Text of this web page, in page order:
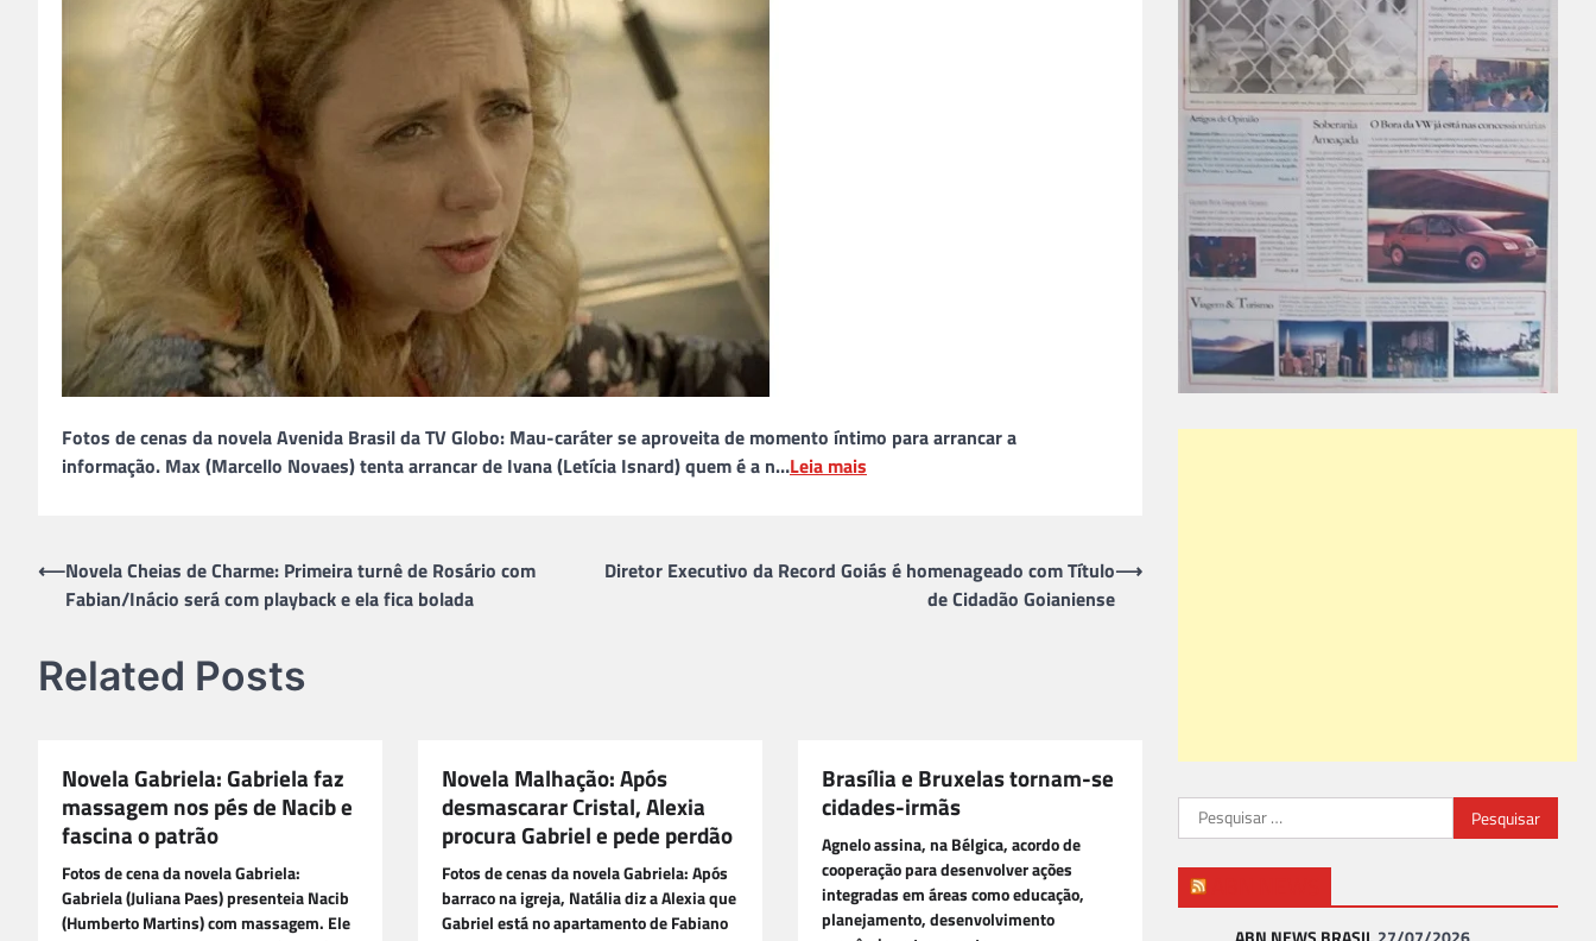
Fotos de cenas da novela Avenida Brasil da TV Globo: Mau-caráter se aproveita de momento íntimo para arrancar a
informação. Max (Marcello Novaes) tenta arrancar de Ivana (Letícia Isnard) quem é a n…Leia mais
Navegação
⟵Novela Cheias de Charme: Primeira turnê de Rosário com
Fabian/Inácio será com playback e ela fica bolada
Diretor Executivo da Record Goiás é homenageado com Título
de Cidadão Goianiense
⟶
Related Posts
Novela Gabriela: Gabriela faz
massagem nos pés de Nacib e
fascina o patrão
Fotos de cena da novela Gabriela:
Gabriela (Juliana Paes) presenteia Nacib
(Humberto Martins) com massagem. Ele
Novela Malhação: Após
desmascarar Cristal, Alexia
procura Gabriel e pede perdão
Fotos de cenas da novela Gabriela: Após
barraco na igreja, Natália diz a Alexia que
Gabriel está no apartamento de Fabiano
Brasília e Bruxelas tornam-se
cidades-irmãs
Agnelo assina, na Bélgica, acordo de
cooperação para desenvolver ações
integradas em áreas como educação,
planejamento, desenvolvimento
Pesquisar
por: